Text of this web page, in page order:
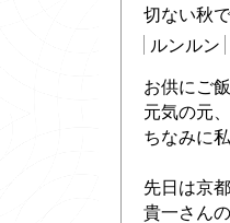
切ない秋で
ルンルン
お供にご
元気の元
ちなみに
先日は京
貴一さん